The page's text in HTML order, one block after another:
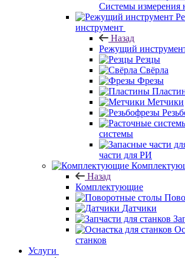
Системы измерения
инструмент
Назад
Режущий
Резцы
Свёрла
Фрезы
Метчики
системы
части для РИ
Назад
Комплектующие
Датчики
станков
Услуги